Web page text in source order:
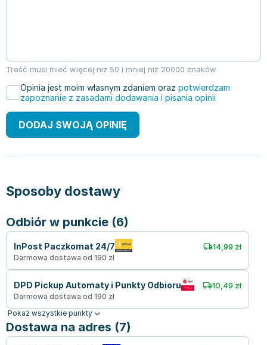
Treść musi mieć więcej niż 50 i mniej niż 20000 znaków
Opinia jest moim własnym zdaniem oraz potwierdzam
zapoznanie z zasadami dodawania i pisania opinii
DODAJ SWOJĄ OPINIĘ
Sposoby dostawy
Odbiór w punkcie (6)
InPost Paczkomat 24/7 14,99 zł
Darmowa dostawa od 190 zł
DPD Pickup Automaty i Punkty Odbioru 10,49 zł
Darmowa dostawa od 190 zł
Pokaż wszystkie punkty
Dostawa na adres (7)